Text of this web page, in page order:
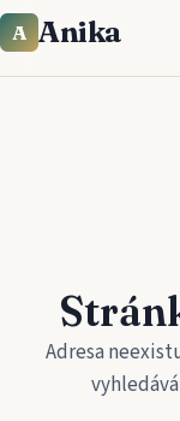
A Anika
Adresa